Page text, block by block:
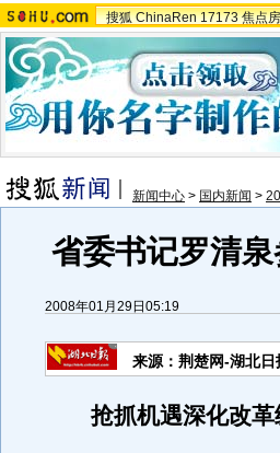
搜狐 ChinaRen 17173 焦点
新闻中心 > 国内新闻 >
省委书记罗清
2008年01月29日05:19
来源：荆楚网-湖北日
抢抓机遇深化改